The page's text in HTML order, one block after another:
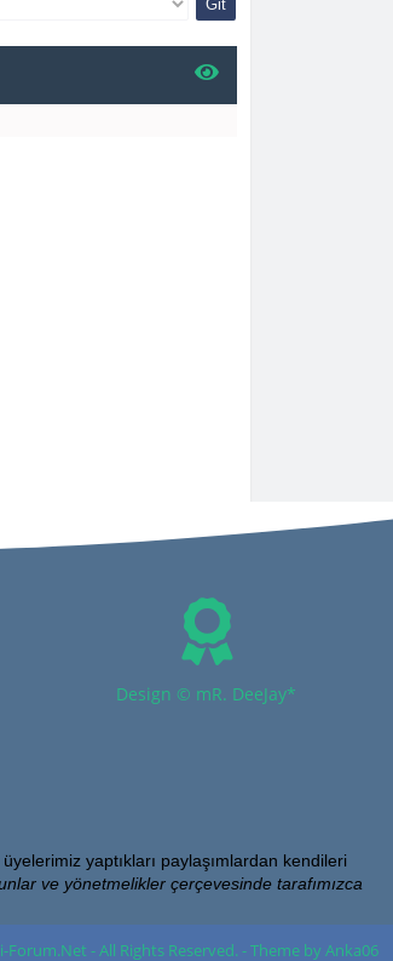
Design © mR. DeeJay*
yaptıkları paylaşımlardan kendileri
ve yönetmelikler çerçevesinde tarafımızca
Forum.Net - All Rights Reserved. - Theme by Anka06